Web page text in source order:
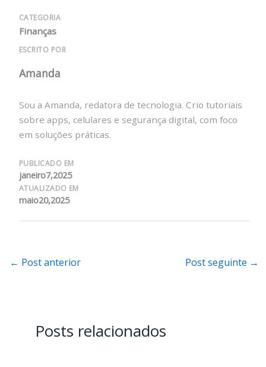
CATEGORIA
Finanças
ESCRITO POR
Amanda
Sou a Amanda, redatora de tecnologia. Crio tutoriais
sobre apps, celulares e segurança digital, com foco
em soluções práticas.
PUBLICADO EM
janeiro7,2025
ATUALIZADO EM
maio20,2025
← Post anterior Post seguinte →
Posts relacionados